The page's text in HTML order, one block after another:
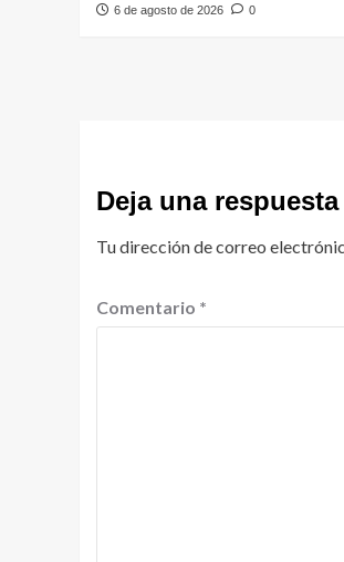
6 de agosto de 2026 0
Deja una respuesta
Tu dirección de correo
Comentario *